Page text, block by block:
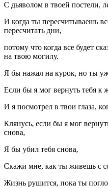
С дьяволом в твоей постели,
И когда ты пересчитываешь
пересчитать дни,
потому что когда все будет
на твою могилу.
Я бы нажал на курок, но ты
Если бы я мог вернуть тебя к
И я посмотрел в твои глаза,
Клянусь, если бы я мог
снова,
Я бы убил тебя снова,
Скажи мне, как ты живешь с
Жизнь рушится, пока ты